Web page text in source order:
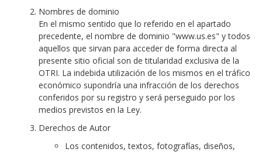
Nombres de dominio
En el mismo sentido que lo referido en el apartado
precedente, el nombre de dominio "www.us.es" y todos
aquellos que sirvan para acceder de forma directa al
presente sitio oficial son de titularidad exclusiva de la
OTRI. La indebida utilización de los mismos en el tráfico
económico supondría una infracción de los derechos
conferidos por su registro y será perseguido por los
medios previstos en la Ley.
Derechos de Autor
Los contenidos, textos, fotografías, diseños,